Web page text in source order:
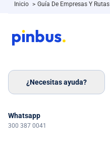
Inicio > Guía De Empresas Y Rutas
¿Necesitas ayuda?
Whatsapp
300 387 0041